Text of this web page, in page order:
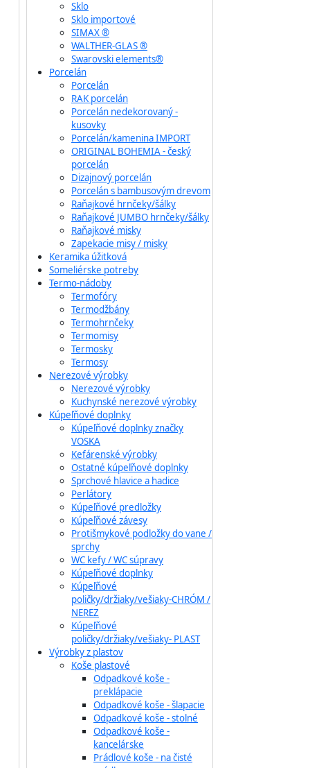
Sklo
Sklo importové
SIMAX ®
WALTHER-GLAS ®
Swarovski elements®
Porcelán
Porcelán
RAK porcelán
Porcelán nedekorovaný -
kusovky
Porcelán/kamenina IMPORT
ORIGINAL BOHEMIA - český
porcelán
Dizajnový porcelán
Porcelán s bambusovým drevom
Raňajkové hrnčeky/šálky
Raňajkové JUMBO hrnčeky/šálky
Raňajkové misky
Zapekacie misy / misky
Keramika úžitková
Someliérske potreby
Termo-nádoby
Termofóry
Termodžbány
Termohrnčeky
Termomisy
Termosky
Termosy
Nerezové výrobky
Nerezové výrobky
Kuchynské nerezové výrobky
Kúpeľňové doplnky
Kúpeľňové doplnky značky
VOSKA
Kefárenské výrobky
Ostatné kúpeľňové doplnky
Sprchové hlavice a hadice
Perlátory
Kúpeľňové predložky
Kúpeľňové závesy
Protišmykové podložky do vane /
sprchy
WC kefy / WC súpravy
Kúpeľňové doplnky
Kúpeľňové
poličky/držiaky/vešiaky-CHRÓM /
NEREZ
Kúpeľňové
poličky/držiaky/vešiaky- PLAST
Výrobky z plastov
Koše plastové
Odpadkové koše -
preklápacie
Odpadkové koše - šlapacie
Odpadkové koše - stolné
Odpadkové koše -
kancelárske
Prádlové koše - na čisté